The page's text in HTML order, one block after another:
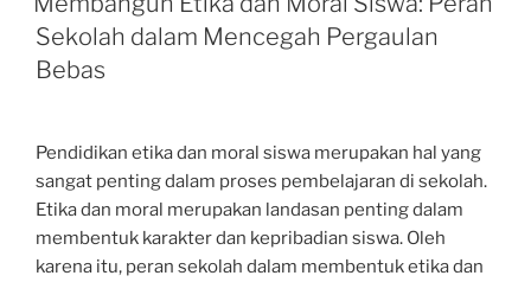
Sekolah dalam Mencegah Pergaulan
Bebas
Pendidikan etika dan moral siswa merupakan hal yang
sangat penting dalam proses pembelajaran di sekolah.
Etika dan moral merupakan landasan penting dalam
membentuk karakter dan kepribadian siswa. Oleh
karena itu, peran sekolah dalam membentuk etika dan